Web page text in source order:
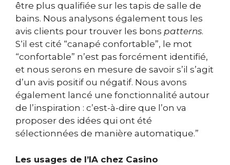
être plus qualifiée sur les tapis de salle de
bains. Nous analysons également tous les
avis clients pour trouver les bons patterns.
S‘il est cité “canapé confortable”, le mot
“confortable” n’est pas forcément identifié,
et nous serons en mesure de savoir s’il s’agit
d’un avis positif ou négatif. Nous avons
également lancé une fonctionnalité autour
de l’inspiration : c’est-à-dire que l’on va
proposer des idées qui ont été
sélectionnées de manière automatique.”
Les usages de l’IA chez Casino